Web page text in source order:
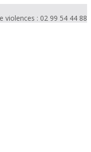
violences : 02 99 54 44 88